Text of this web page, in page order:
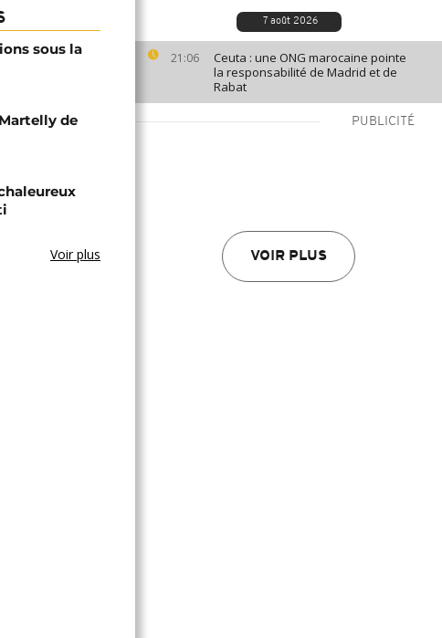
7 août 2026
21:06
Ceuta : une ONG marocaine pointe
la responsabilité de Madrid et de
Rabat
PUBLICITÉ
VOIR PLUS
sous la
de
Voir plus